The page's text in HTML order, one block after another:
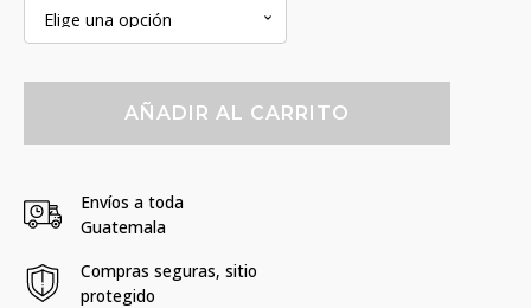
Recuperación
Coral
AÑADIR AL CARRITO
Envíos a toda
Guatemala
Compras seguras, sitio
protegido